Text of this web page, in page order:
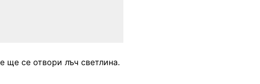
ще се отвори лъч светлина.